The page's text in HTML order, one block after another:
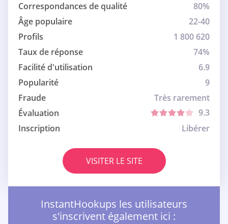
Correspondances de qualité
80%
Âge populaire
22-40
Profils
1 800 620
Taux de réponse
74%
Facilité d'utilisation
6.9
Popularité
9
Fraude
Très rarement
Évaluation
9.3
Inscription
Libérer
VISITER LE SITE
InstantHookups les utilisateurs
s'inscrivent également ici :